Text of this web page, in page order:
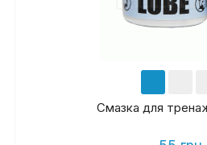
Смазка для